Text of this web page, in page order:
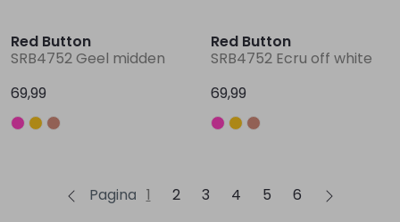
Red Button
SRB4752 Geel midden
69,99
Red Button
SRB4752 Ecru off white
69,99
Pagina 1 2 3 4 5 6